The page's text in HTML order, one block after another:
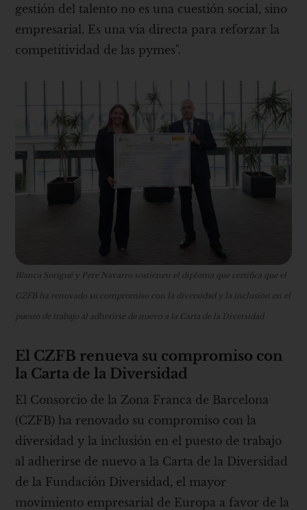
gestión del talento no es una cuestión social, sino
empresarial. Es una vía directa para reforzar la
competitividad de las pymes".
Blanca Sorigué y Pere Navarro sostienen el diploma que certifica que el
CZFB ha renovado su compromiso con la diversidad y la inclusión en el
puesto de trabajo al adherirse de nuevo a la Carta de la Diversidad
El CZFB renueva su compromiso con
la Carta de la Diversidad
El Consorcio de la Zona Franca de Barcelona
(CZFB) ha renovado su compromiso con la
diversidad y la inclusión en el puesto de trabajo
al adherirse de nuevo a la Carta de la Diversidad
de la Fundación Diversidad, el mayor
movimiento empresarial de Europa a favor de la